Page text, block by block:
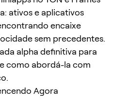
ativos e aplicativos
encaixe
sem precedentes.
alpha definitiva para
como abordá-la com
Agora